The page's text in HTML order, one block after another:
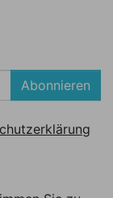
Abonnieren